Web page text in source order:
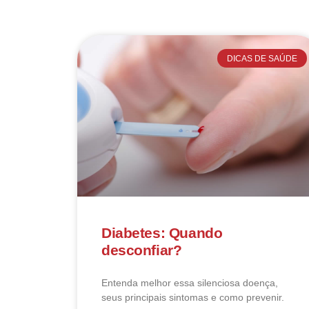
DICAS DE SAÚDE
Diabetes: Quando
desconfiar?
Entenda melhor essa silenciosa doença,
seus principais sintomas e como prevenir.